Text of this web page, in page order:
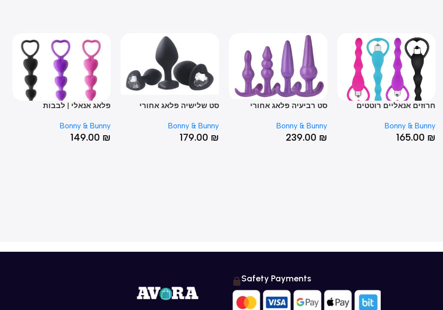
אנאליים רוטטים
Bonny &
165.00
סט רביעיה פלאג אחורי
Bonny & Bunny
239.00
סט שלישיה פלאג אחורי
Bonny & Bunny
179.00
פלאג אנאלי | לבבות
Bonny & Bunny
149.00
Safety Payments